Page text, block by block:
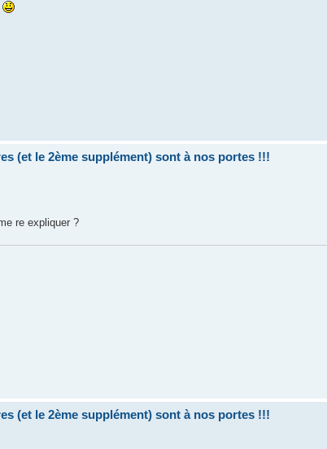
(et le 2ème supplément) sont à nos portes !!!
re expliquer ?
(et le 2ème supplément) sont à nos portes !!!